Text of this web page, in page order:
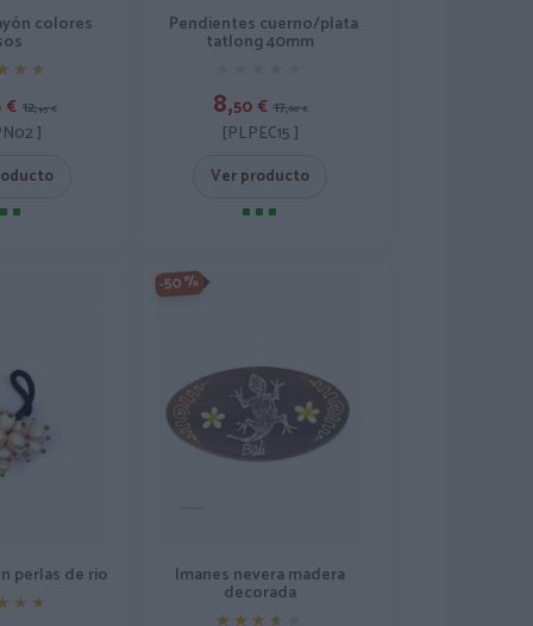
colores
€ 12,95 €
]
Pendientes cuerno/plata
tatlong 40mm
8,50 € 17,00 €
[PLPEC15 ]
Ver producto
perlas de rio
-50%
Imanes nevera madera
decorada